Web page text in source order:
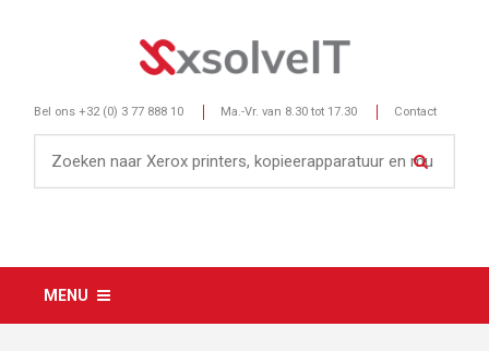
Bel ons +32 (0) 3 77 888 10 Ma.-Vr. van 8.30 tot 17.30 Contact
MENU